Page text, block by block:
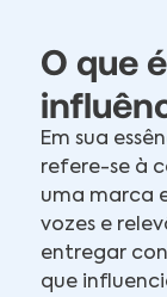
O que
Em sua
refere-se à
uma marca
vozes e
entregar
que